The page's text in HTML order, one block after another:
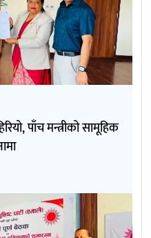
पाँच मन्त्रीको सामूहिक